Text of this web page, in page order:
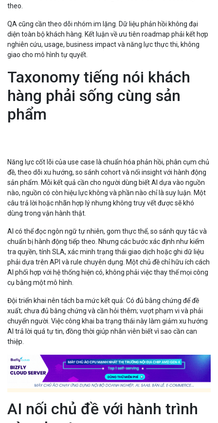
theo.
QA cũng cần theo dõi nhóm im lặng. Dữ liệu phản hồi không đại
diện toàn bộ khách hàng. Kết luận về ưu tiên roadmap phải kết hợp
nghiên cứu, usage, business impact và năng lực thực thi, không
giao cho mô hình tự quyết.
Taxonomy tiếng nói khách
hàng phải sống cùng sản
phẩm
Năng lực cốt lõi của use case là chuẩn hóa phản hồi, phân cụm chủ
đề, theo dõi xu hướng, so sánh cohort và nối insight với hành động
sản phẩm. Mỗi kết quả cần cho người dùng biết AI dựa vào nguồn
nào, nguồn có còn hiệu lực không và phần nào chỉ là suy luận. Một
câu trả lời hoặc nhãn hợp lý nhưng không truy vết được sẽ khó
dùng trong vận hành thật.
AI có thể đọc ngôn ngữ tự nhiên, gom thực thể, so sánh quy tắc và
chuẩn bị hành động tiếp theo. Nhưng các bước xác định như kiểm
tra quyền, tính SLA, xác minh trạng thái giao dịch hoặc ghi dữ liệu
phải dựa trên API và rule chuyên dụng. Một chủ đề chỉ hữu ích cách
AI phối hợp với hệ thống hiện có, không phải việc thay thế mọi công
cụ bằng một mô hình.
Đội triển khai nên tách ba mức kết quả: Có đủ bằng chứng để đề
xuất; chưa đủ bằng chứng và cần hỏi thêm; vượt phạm vi và phải
chuyển người. Việc công khai ba trạng thái này làm giảm xu hướng
AI trả lời quá tự tin, đồng thời giúp nhân viên biết vì sao cần can
thiệp.
AI nối chủ đề với hành trình